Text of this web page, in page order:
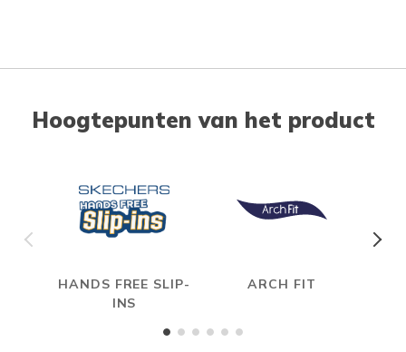
Hoogtepunten van het product
HANDS FREE SLIP-
INS
ARCH FIT